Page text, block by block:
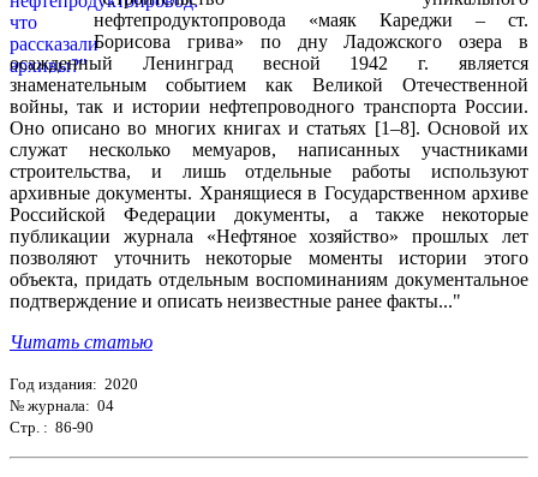
нефтепродуктопровода «маяк Кареджи – ст.
Борисова грива» по дну Ладожского озера в
осажденный Ленинград весной 1942 г. является
знаменательным событием как Великой Отечественной
войны, так и истории нефтепроводного транспорта России.
Оно описано во многих книгах и статьях [1–8]. Основой их
служат несколько мемуаров, написанных участниками
строительства, и лишь отдельные работы используют
архивные документы. Хранящиеся в Государственном архиве
Российской Федерации документы, а также некоторые
публикации журнала «Нефтяное хозяйство» прошлых лет
позволяют уточнить некоторые моменты истории этого
объекта, придать отдельным воспоминаниям документальное
подтверждение и описать неизвестные ранее факты..."
Читать статью
Год издания: 2020
№ журнала: 04
Стр. : 86-90